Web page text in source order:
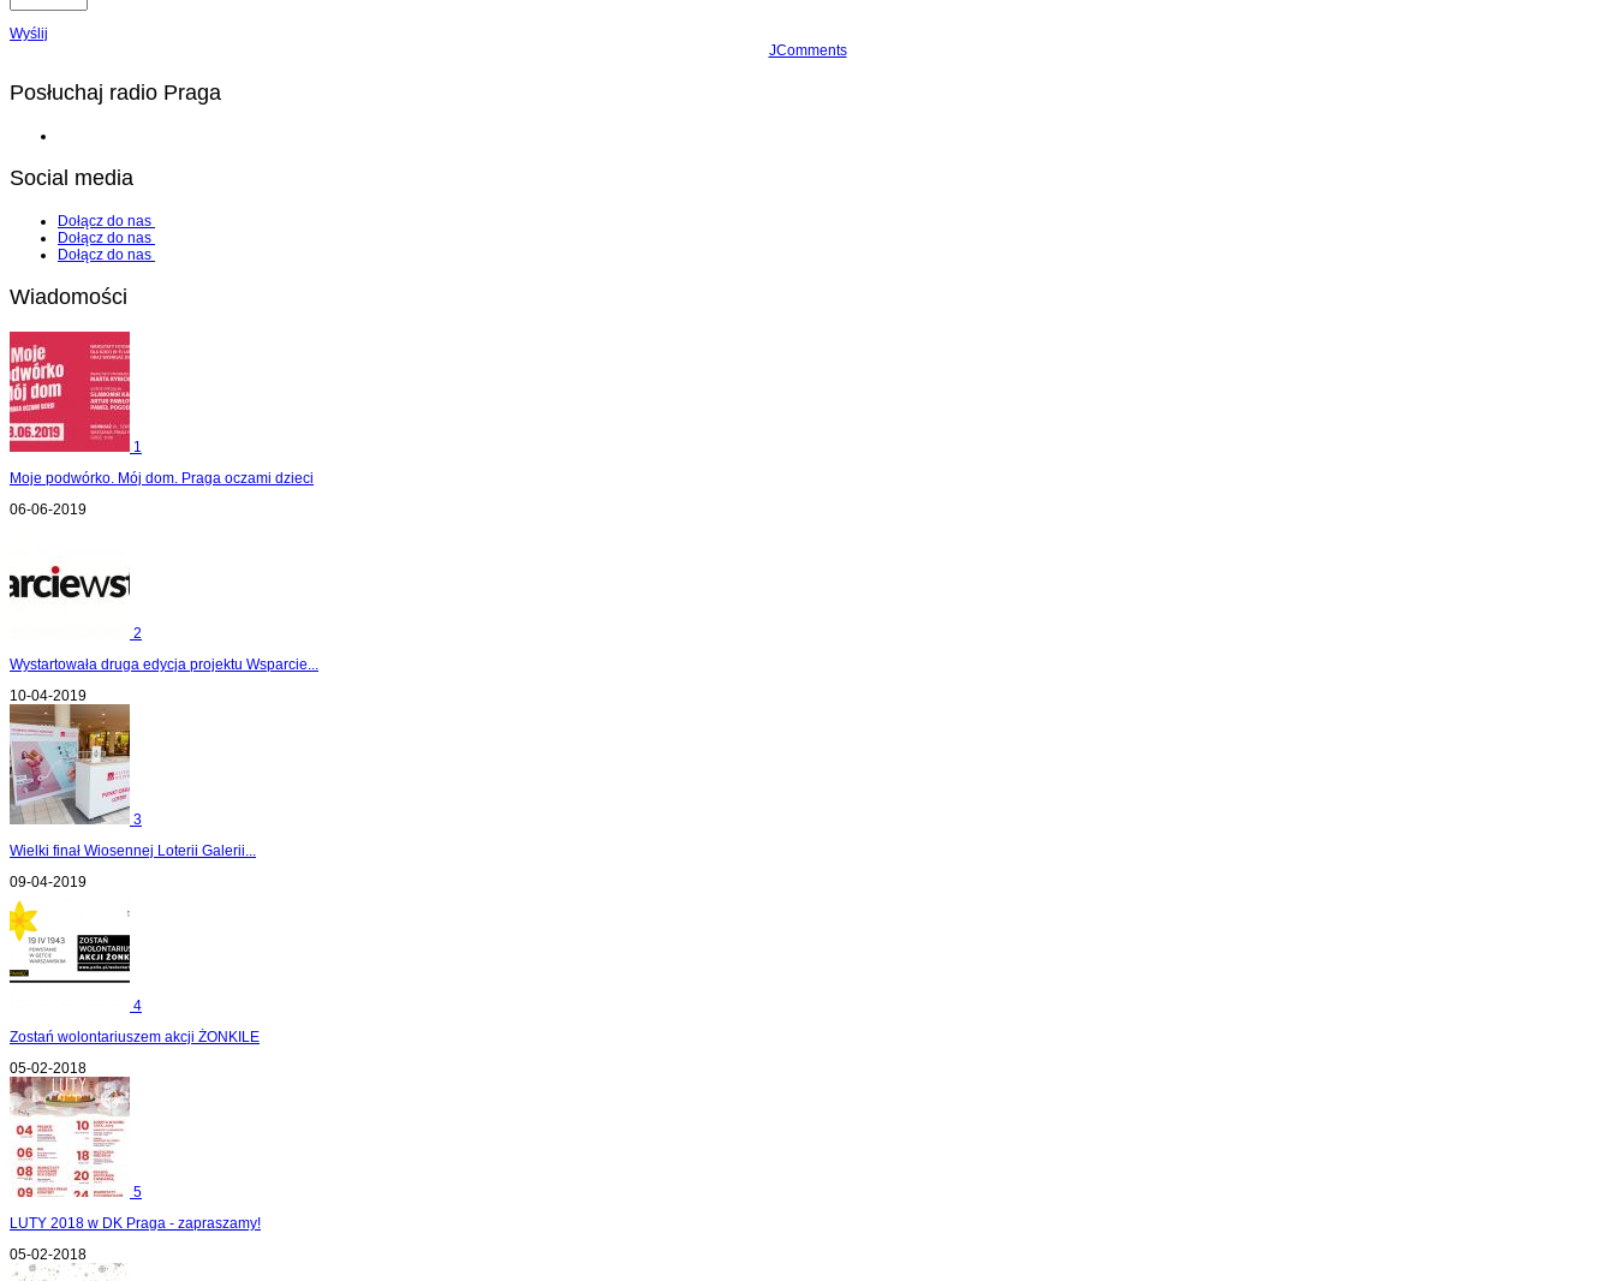
Wyślij
JComments
Posłuchaj radio Praga
Social media
Dołącz do nas
Dołącz do nas
Dołącz do nas
Wiadomości
1
Moje podwórko. Mój dom. Praga oczami dzieci
06-06-2019
2
Wystartowała druga edycja projektu Wsparcie...
10-04-2019
3
Wielki finał Wiosennej Loterii Galerii...
09-04-2019
4
Zostań wolontariuszem akcji ŻONKILE
05-02-2018
5
LUTY 2018 w DK Praga - zapraszamy!
05-02-2018